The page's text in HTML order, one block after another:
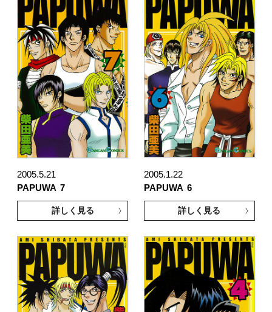
2005.5.21
PAPUWA 7
詳しく見る
2005.1.22
PAPUWA 6
詳しく見る